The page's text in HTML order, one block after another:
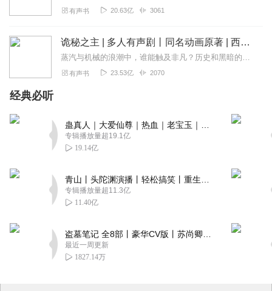
有声书 20.63亿 3061
诡秘之主 | 多人有声剧丨同名动画原著 | 西幻克苏鲁 | 乌贼作品
蒸汽与机械的浪潮中，谁能触及非凡？历史和黑暗的迷雾里，又是谁在耳语？我从诡秘中醒来，睁眼看见这个世界：枪械，大炮，巨舰，飞空艇，差分机；魔药，占卜，诅咒，倒吊人...
有声书 23.53亿 2070
经典必听
专辑播放量超19.1亿
19.14亿
专辑播放量超11.3亿
11.40亿
最近一周更新
1827.14万